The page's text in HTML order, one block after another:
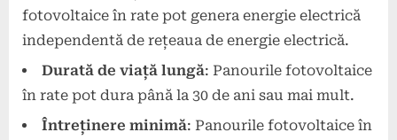
fotovoltaice în rate pot genera energie electrică
independentă de rețeaua de energie electrică.
Durată de viață lungă: Panourile fotovoltaice
în rate pot dura până la 30 de ani sau mai mult.
Întreținere minimă: Panourile fotovoltaice în